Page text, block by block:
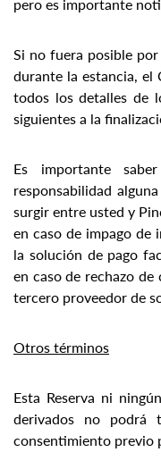
Si no fuera posible
durante la estancia, el
todos los detalles de
siguientes a la
Es importante
responsabilidad
surgir entre usted y
en caso de impago de
la solución de pago
en caso de rechazo
tercero proveedor de
Otros términos
Esta Reserva ni
derivados no podrá
consentimiento previo